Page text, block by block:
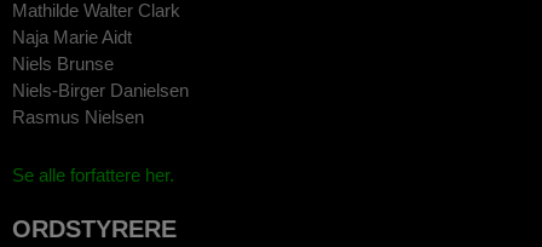
Mathilde Walter Clark
Naja Marie Aidt
Niels Brunse
Niels-Birger Danielsen
Rasmus Nielsen
Se alle forfattere her.
ORDSTYRERE